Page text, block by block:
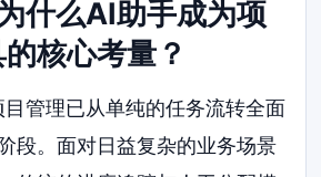
什么AI助手成为项
核心考量？
管理已从单纯的任务流转全面
段。面对日益复杂的业务场景